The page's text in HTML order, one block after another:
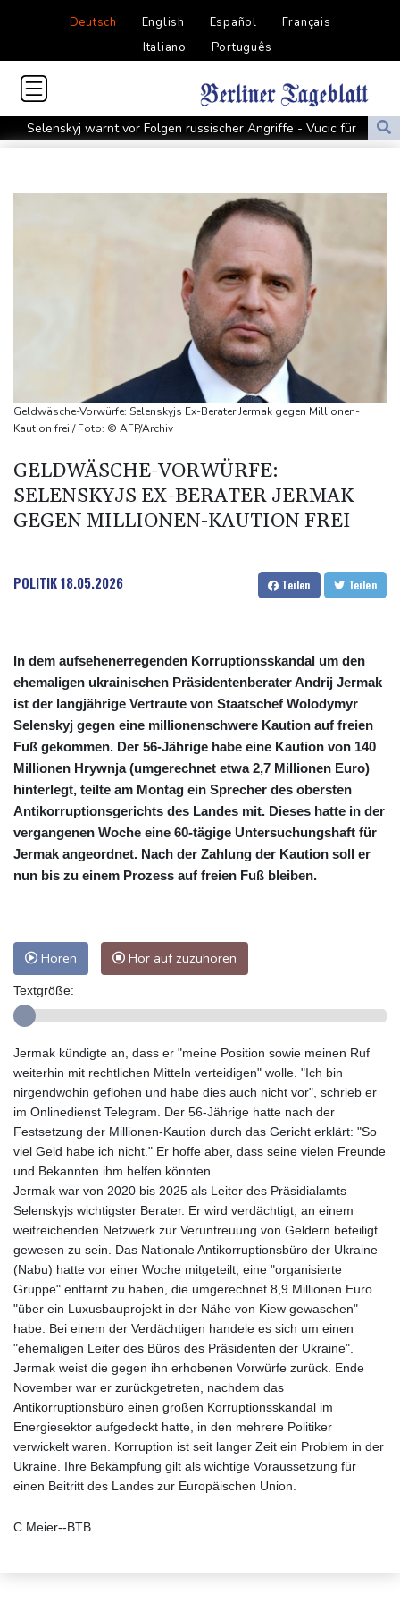
Deutsch English Español
Français
Italiano
Português
Selenskyj warnt vor Folgen russischer Angriffe - Vucic für
Integrität der Ukraine
Drohne explodiert an der Grenze zwischen Rumänien und
Bulgarien nahe Gaspipeline
Lionel Messi trauert um seinen Vater
Absturz von Ultraleichtflugzeug: 72-jähriger Pilot stirbt in Baden-
Selenskyj warnt in Belgrad vor Folgen russischer Angriffe für
Drohnen über Bundeswehrstandort in Nordrhein-Westfalen
gesichtet
Ungarns Regierungspartei nominiert Ex-Gerichtspräsidenten
Baka als Staatschef
Schwimm-EM: Halbisch winkt und springt zu Bronze
Selenskyj: Ukraine hat praktisch keine intakten
Geldwäsche-Vorwürfe: Selenskyjs Ex-Berater Jermak gegen Millionen-
Kaution frei / Foto: © AFP/Archiv
GELDWÄSCHE-VORWÜRFE:
SELENSKYJS EX-BERATER JERMAK
GEGEN MILLIONEN-KAUTION FREI
POLITIK18.05.2026 Teilen Teilen
In dem aufsehenerregenden Korruptionsskandal um den
ehemaligen ukrainischen Präsidentenberater Andrij Jermak
ist der langjährige Vertraute von Staatschef Wolodymyr
Selenskyj gegen eine millionenschwere Kaution auf freien
Fuß gekommen. Der 56-Jährige habe eine Kaution von 140
Millionen Hrywnja (umgerechnet etwa 2,7 Millionen Euro)
hinterlegt, teilte am Montag ein Sprecher des obersten
Antikorruptionsgerichts des Landes mit. Dieses hatte in der
vergangenen Woche eine 60-tägige Untersuchungshaft für
Jermak angeordnet. Nach der Zahlung der Kaution soll er
nun bis zu einem Prozess auf freien Fuß bleiben.
Hören Hör auf zuzuhören
Textgröße:
Jermak kündigte an, dass er "meine Position sowie meinen Ruf
weiterhin mit rechtlichen Mitteln verteidigen" wolle. "Ich bin
nirgendwohin geflohen und habe dies auch nicht vor", schrieb er
im Onlinedienst Telegram. Der 56-Jährige hatte nach der
Festsetzung der Millionen-Kaution durch das Gericht erklärt: "So
viel Geld habe ich nicht." Er hoffe aber, dass seine vielen Freunde
und Bekannten ihm helfen könnten.
Jermak war von 2020 bis 2025 als Leiter des Präsidialamts
Selenskyjs wichtigster Berater. Er wird verdächtigt, an einem
weitreichenden Netzwerk zur Veruntreuung von Geldern beteiligt
gewesen zu sein. Das Nationale Antikorruptionsbüro der Ukraine
(Nabu) hatte vor einer Woche mitgeteilt, eine "organisierte
Gruppe" enttarnt zu haben, die umgerechnet 8,9 Millionen Euro
"über ein Luxusbauprojekt in der Nähe von Kiew gewaschen"
habe. Bei einem der Verdächtigen handele es sich um einen
"ehemaligen Leiter des Büros des Präsidenten der Ukraine".
Jermak weist die gegen ihn erhobenen Vorwürfe zurück. Ende
November war er zurückgetreten, nachdem das
Antikorruptionsbüro einen großen Korruptionsskandal im
Energiesektor aufgedeckt hatte, in den mehrere Politiker
verwickelt waren. Korruption ist seit langer Zeit ein Problem in der
Ukraine. Ihre Bekämpfung gilt als wichtige Voraussetzung für
einen Beitritt des Landes zur Europäischen Union.
C.Meier--BTB